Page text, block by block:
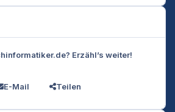
Erzähl’s weiter!
E-Mail Teilen